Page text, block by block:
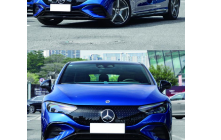
À la maison
Produits
Vidéos
À propos de nous
Visite de l'usine